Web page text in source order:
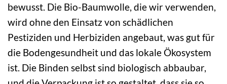
bewusst. Die Bio-Baumwolle, die wir verwenden,
wird ohne den Einsatz von schädlichen
Pestiziden und Herbiziden angebaut, was gut für
die Bodengesundheit und das lokale Ökosystem
ist. Die Binden selbst sind biologisch abbaubar,